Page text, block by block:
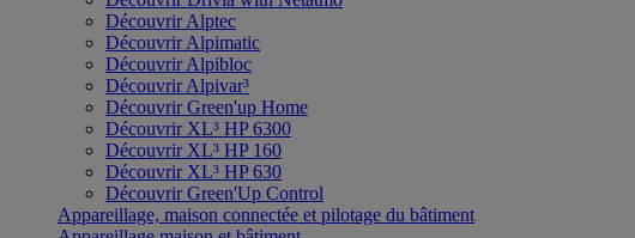
Découvrir Alptec
Découvrir Alpimatic
Découvrir Alpibloc
Découvrir Alpivar³
Découvrir Green'up Home
Découvrir XL³ HP 6300
Découvrir XL³ HP 160
Découvrir XL³ HP 630
Découvrir Green'Up Control
Appareillage, maison connectée et pilotage du bâtiment